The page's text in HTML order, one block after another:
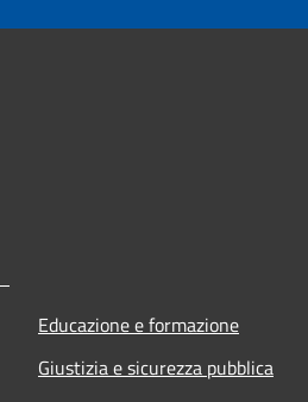
Educazione e formazione
Giustizia e sicurezza pubblica